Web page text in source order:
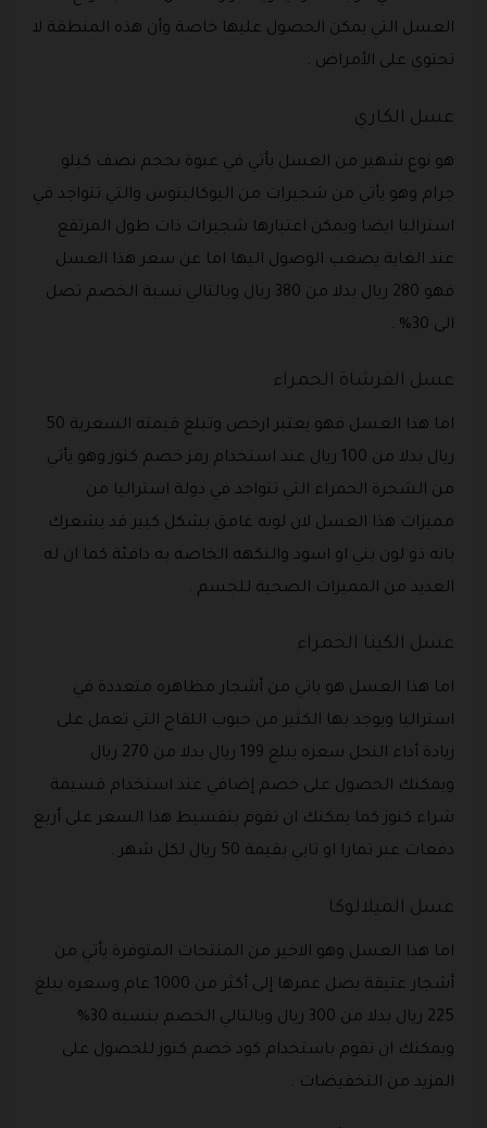
العسل التي يمكن الحصول عليها خاصة وأن هذه المنطقة لا
تحتوي على الأمراض .
عسل الكاري
هو نوع شهير من العسل يأتي في عبوة بحجم نصف كيلو
جرام وهو يأتي من شجيرات من اليوكالبتوس والتي تتواجد في
استراليا ايضا ويمكن اعتبارها شجيرات ذات طول المرتفع
عند الغاية يصعب الوصول اليها اما عن سعر هذا العسل
فهو 280 ريال بدلا من 380 ريال وبالتالي نسبة الخصم تصل
الى 30% .
عسل الفرشاة الحمراء
اما هذا العسل فهو يعتبر ارخص وتبلغ قيمته السعرية 50
ريال بدلا من 100 ريال عند استخدام رمز خصم كنوز وهو يأتي
من الشجرة الحمراء التي تتواجد في دولة استراليا من
مميزات هذا العسل لان لونه غامق بشكل كبير قد يشعرك
بانه ذو لون بني او اسود والنكهه الخاصه به دافئة كما ان له
العديد من المميزات الصحية للجسم .
عسل الكينا الحمراء
اما هذا العسل هو ياتي من أشجار مظاهره متعددة في
استراليا ويوجد بها الكثير من حبوب اللقاح التي تعمل على
زيادة أداء النحل سعره يبلغ 199 ريال بدلا من 270 ريال
ويمكنك الحصول على خصم إضافي عند استخدام قسيمة
شراء كنوز كما يمكنك ان تقوم بتقسيط هذا السعر على أربع
دفعات عبر تمارا او تابي بقيمة 50 ريال لكل شهر .
عسل الميلالوكا
اما هذا العسل وهو الاخير من المنتجات المتوفرة يأتي من
أشجار عتيقة يصل عمرها إلى أكثر من 1000 عام وسعره يبلغ
225 ريال بدلا من 300 ريال وبالتالي الخصم بنسبة 30%
ويمكنك ان تقوم باستخدام كود خصم كنوز للحصول على
المزيد من التخفيضات .